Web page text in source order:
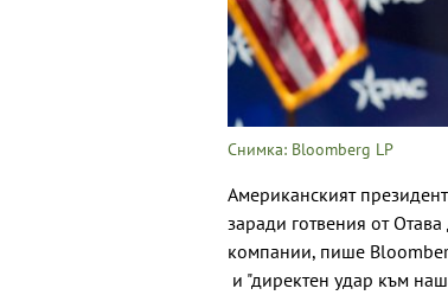
Снимка: Bloomberg LP
Американският
заради готвения от
компании, пише
и "директен удар към